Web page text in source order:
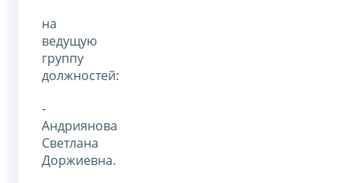
на
ведущую
группу
должностей:
-
Андриянова
Светлана
Доржиевна.